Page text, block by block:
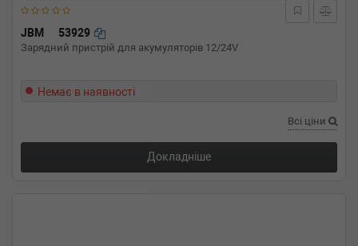
JBM 53929
Зарядний пристрій для акумуляторів 12/24V
Немає в наявності
Всі ціни
Докладніше